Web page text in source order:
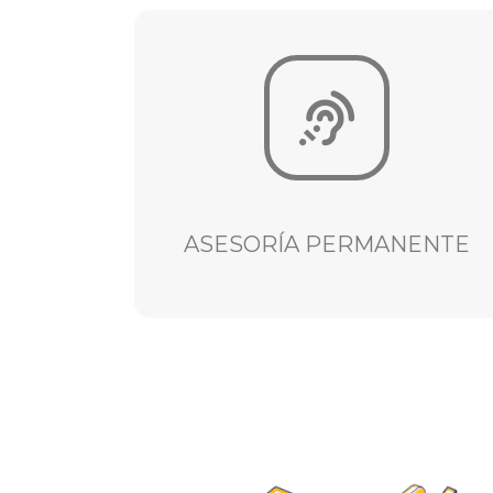
ASESORÍA PERMANENTE
ASESORÍA PERMANENTE
Capacitaciones, Conciliaciones, Tutelas
VER